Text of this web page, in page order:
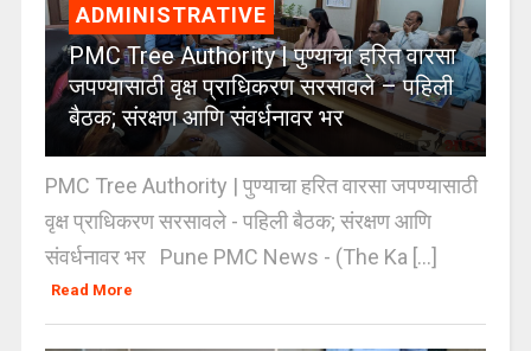
ADMINISTRATIVE
PMC Tree Authority | पुण्याचा हरित वारसा
जपण्यासाठी वृक्ष प्राधिकरण सरसावले – पहिली
बैठक; संरक्षण आणि संवर्धनावर भर
PMC Tree Authority | पुण्याचा हरित वारसा जपण्यासाठी
वृक्ष प्राधिकरण सरसावले - पहिली बैठक; संरक्षण आणि
संवर्धनावर भर Pune PMC News - (The Ka [...]
Read More